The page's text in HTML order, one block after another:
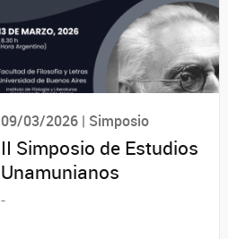
09/03/2026 | Simposio
II Simposio de Estudios
Unamunianos
-